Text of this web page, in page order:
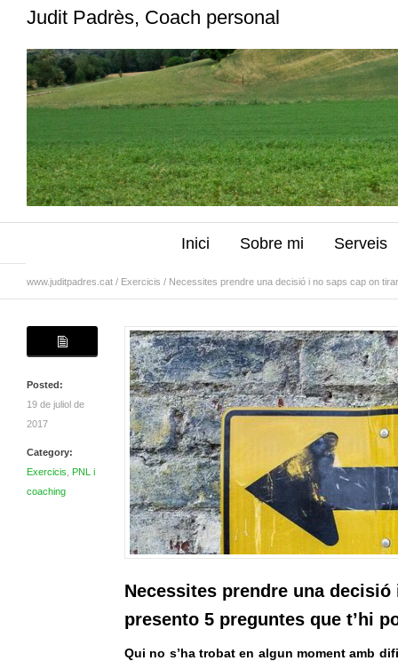
Judit Padrès, Coach personal
Inici Sobre mi Serveis
www.juditpadres.cat / Exercicis / Necessites prendre una decisió i no saps cap on
Posted:
19 de juliol de
2017
Category:
Exercicis
PNL i
coaching
Necessites prendre una
presento 5 preguntes que t’hi
Qui no s’ha trobat en algun moment amb